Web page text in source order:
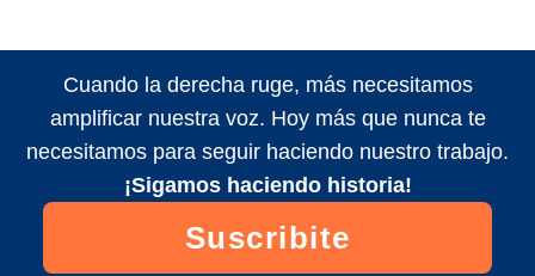
Cuando la derecha ruge, más necesitamos
amplificar nuestra voz. Hoy más que nunca te
necesitamos para seguir haciendo nuestro trabajo.
¡Sigamos haciendo historia!
Suscribite